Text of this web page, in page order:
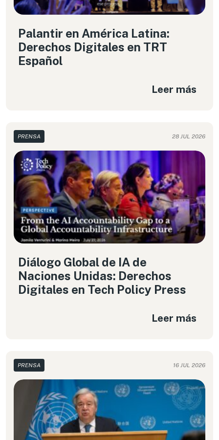
Palantir en América Latina:
Derechos Digitales en TRT
Español
Leer más
PRENSA 28 JUL 2026
Diálogo Global de IA de
Naciones Unidas: Derechos
Digitales en Tech Policy Press
Leer más
PRENSA 16 JUL 2026